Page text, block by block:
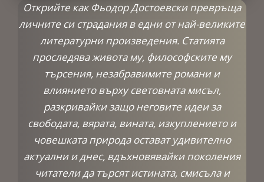
Открийте как Фьодор Достоевски превръща
личните си страдания в едни от най-великите
литературни произведения. Статията
проследява живота му, философските му
търсения, незабравимите романи и
влиянието върху световната мисъл,
разкривайки защо неговите идеи за
свободата, вярата, вината, изкуплението и
човешката природа остават удивително
актуални и днес, вдъхновявайки поколения
читатели да търсят истината, смисъла и